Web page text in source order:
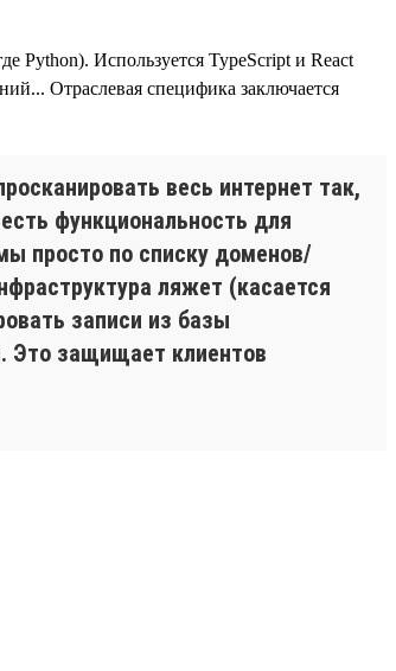
Python). Используется TypeScript и React
Отраслевая специфика заключается
весь интернет так,
функциональность для
просто по списку доменов/
ляжет (касается
записи из базы
Это защищает клиентов